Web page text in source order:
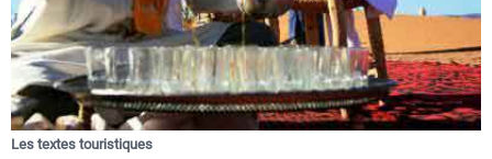
Les textes touristiques